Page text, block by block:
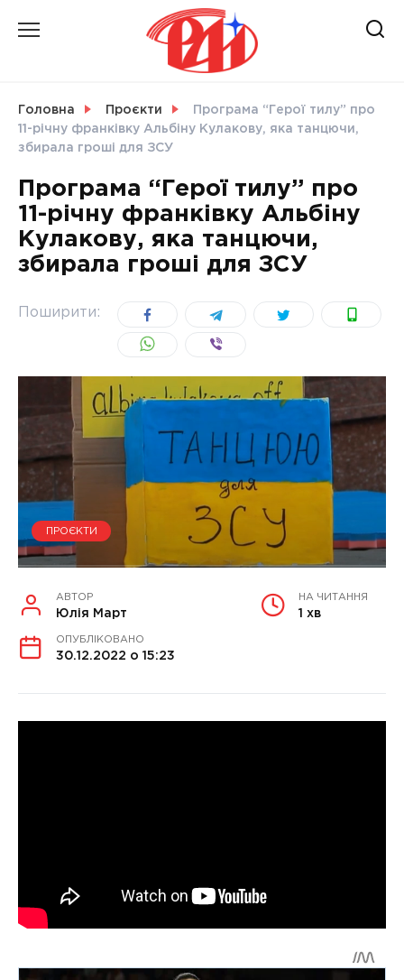
СВІТ
УКРАЇНА
Головна Проєкти
Програма “Герої тилу” про
11-річну франківку Альбіну Кулакову, яка танцючи,
збирала гроші для ЗСУ
Програма “Герої тилу” про
11-річну франківку Альбіну
Кулакову, яка танцючи,
збирала гроші для ЗСУ
Поширити:
ПРОЄКТИ
АВТОР
Юлія Март
НА ЧИТАННЯ
1 хв
ОПУБЛІКОВАНО
30.12.2022 о 15:23